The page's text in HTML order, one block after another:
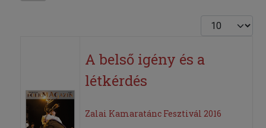
Tételek #
A belső igény és a
létkérdés
Zalai Kamaratánc Fesztivál 2016